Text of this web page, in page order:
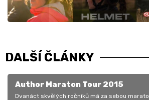
DALŠÍ ČLÁNKY
Author Maraton Tour 2015
Dvanáct skvělých ročníků má za sebou